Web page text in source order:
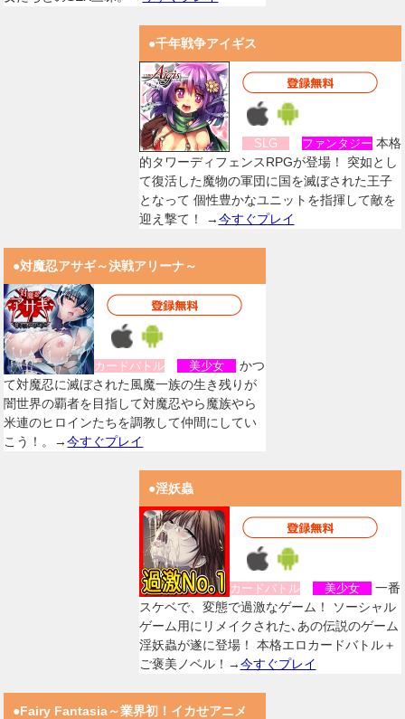
●千年戦争アイギス
SLG ファンタジー 本格
的タワーディフェンスRPGが登場！ 突如とし
て復活した魔物の軍団に国を滅ぼされた王子
となって 個性豊かなユニットを指揮して敵を
迎え撃て！ →今すぐプレイ
●対魔忍アサギ～決戦アリーナ～
カードバトル 美少女
かつ
て対魔忍に滅ぼされた風魔一族の生き残りが
闇世界の覇者を目指して対魔忍やら魔族やら
米連のヒロインたちを調教して仲間にしてい
こう！。→今すぐプレイ
●淫妖蟲
カードバトル 美少女
一番
スケベで、変態で過激なゲーム！ ソーシャル
ゲーム用にリメイクされた､あの伝説のゲーム
淫妖蟲が遂に登場！ 本格エロカードバトル＋
ご褒美ノベル！→今すぐプレイ
●Fairy Fantasia～業界初！イカせアニメ